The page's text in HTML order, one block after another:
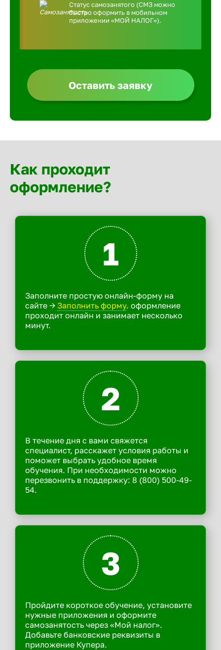
Статус самозанятого (СМЗ можно
быстро оформить в мобильном
приложении «МОЙ НАЛОГ»).
Оставить заявку
Как проходит
оформление?
1
Заполните простую онлайн-форму на
сайте -> Заполнить форму. оформление
проходит онлайн и занимает несколько
минут.
2
В течение дня с вами свяжется
специалист, расскажет условия работы и
поможет выбрать удобное время
обучения. При необходимости можно
перезвонить в поддержку: 8 (800) 500-49-
54.
3
Пройдите короткое обучение, установите
нужные приложения и оформите
самозанятость через «Мой налог».
Добавьте банковские реквизиты в
приложение Купера.